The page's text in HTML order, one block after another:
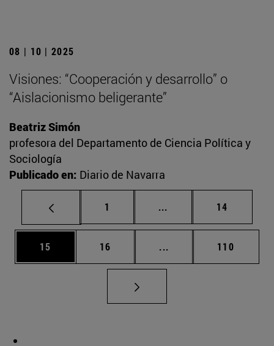
08 | 10 | 2025
Visiones: “Cooperación y desarrollo” o
“Aislacionismo beligerante”
Beatriz Simón
profesora del Departamento de Ciencia Política y
Sociología
Publicado en: Diario de Navarra
Página
1 ... Páginas intermedias
Página
14
Página
15 Página
16 ... Páginas intermedias
Página
110